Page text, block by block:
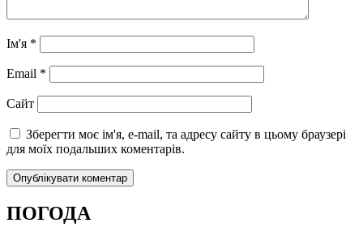
Ім'я *
Email *
Сайт
Зберегти моє ім'я, e-mail, та адресу сайту в цьому браузері
для моїх подальших коментарів.
ПОГОДА